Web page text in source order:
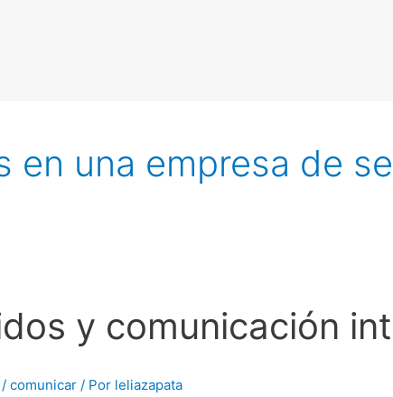
en una empresa de
y comunicación
/comunicar / Por leliazapata